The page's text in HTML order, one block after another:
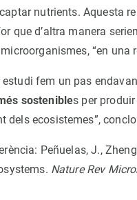
nutrients. Aquesta
que d’altra manera
“en una
estudi fem un pas
sostenibles per
dels ecosistemes”,
Peñuelas, J.,
Nature Rev